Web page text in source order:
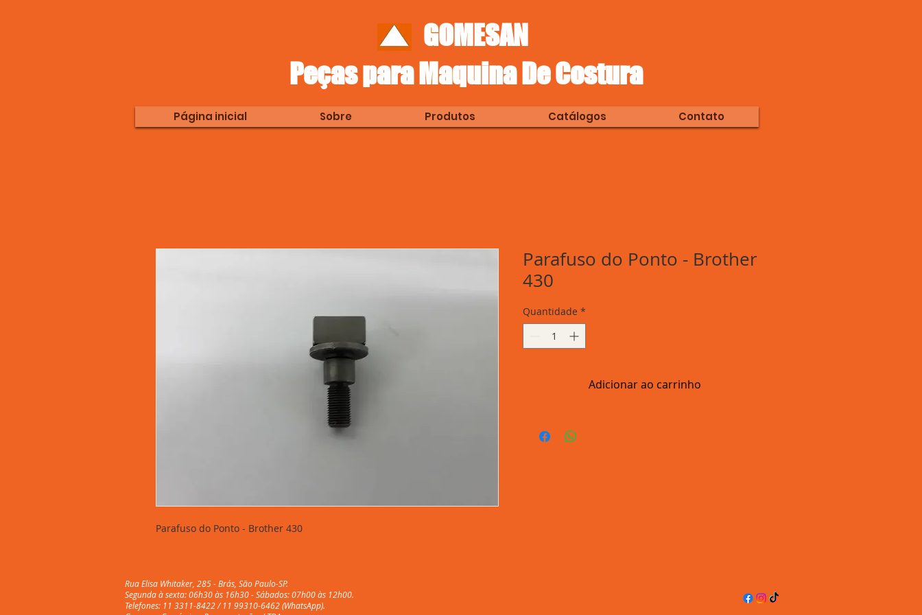
GOMESAN
Peças para Maquina De Costura
Página inicial Sobre Produtos Catálogos Contato
Parafuso do Ponto - Brother 430
Parafuso do Ponto - Brother
430
Quantidade *
Adicionar ao carrinho
Rua Elisa Whitaker, 285 - Brás, São Paulo-SP.
Segunda à sexta: 06h30 às 16h30 - Sábados: 07h00 às 12h00.
Telefones: 11 3311-8422 / 11 99310-6462 (WhatsApp).